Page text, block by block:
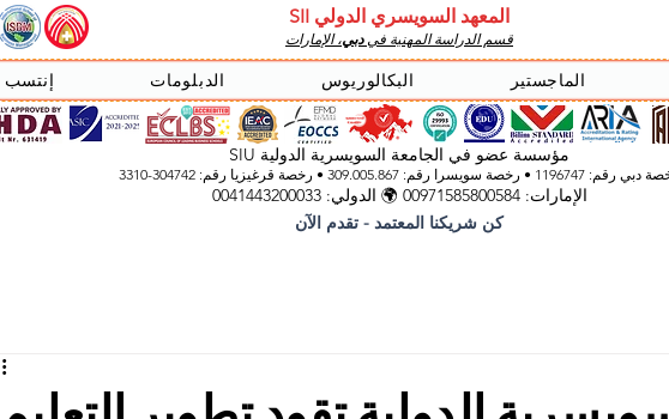
المعهد السويسري الدولي SII
قسم الدراسة المهنية فيدبي، الإمارات
إنتسب الدبلومات البكالوريوس الماجستير
مؤسسة عضو في الجامعة السويسرية الدولية SIU
1196747 • رخصة سويسرا رقم: 309.005.867 • رخصة قرغيزيا رقم: 304742-3310
الإمارات: 00971585800584 🌍 الدولي: 0041443200033
كن شريكنا المعتمد - تقدم الآن